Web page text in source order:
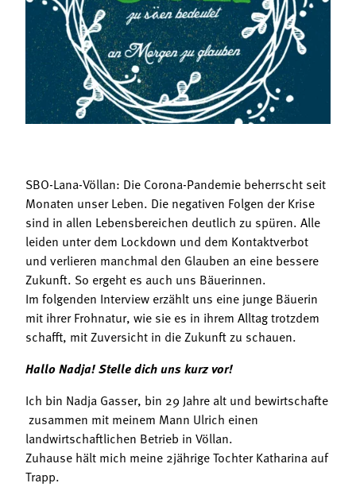
Mitgliedschaft
Landessekretariat
Bäuerliche Buffets
Hofgeschichten
SBO-Lana-Völlan: Die Corona-Pandemie beherrscht seit
Monaten unser Leben. Die negativen Folgen der Krise
sind in allen Lebensbereichen deutlich zu spüren. Alle
leiden unter dem Lockdown und dem Kontaktverbot
und verlieren manchmal den Glauben an eine bessere
Zukunft. So ergeht es auch uns Bäuerinnen.
Im folgenden Interview erzählt uns eine junge Bäuerin
mit ihrer Frohnatur, wie sie es in ihrem Alltag trotzdem
schafft, mit Zuversicht in die Zukunft zu schauen.
Hallo Nadja! Stelle dich uns kurz vor!
Ich bin Nadja Gasser, bin 29 Jahre alt und bewirtschafte
zusammen mit meinem Mann Ulrich einen
landwirtschaftlichen Betrieb in Völlan.
Zuhause hält mich meine 2jährige Tochter Katharina auf
Trapp.